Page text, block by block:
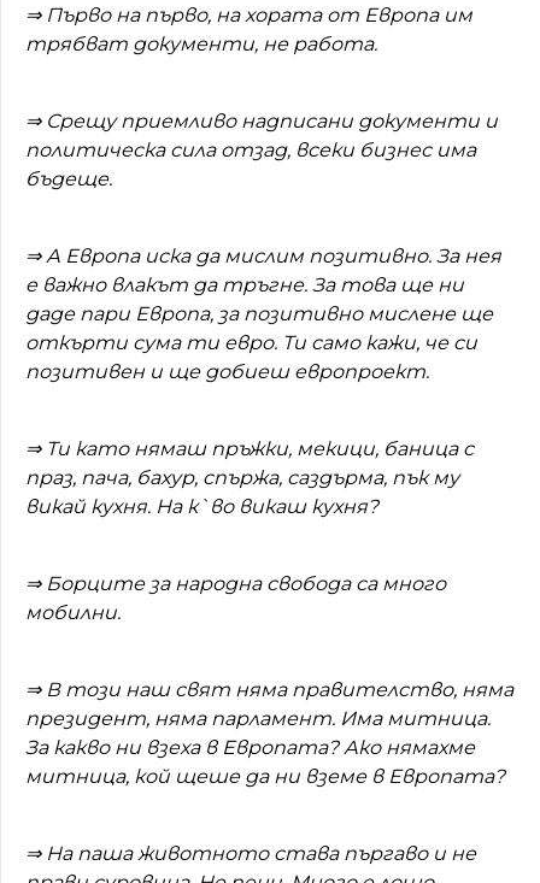
⇒ Първо на първо, на хората от Европа им
трябват документи, не работа.
⇒ Срещу приемливо надписани документи и
политическа сила отзад, всеки бизнес има
бъдеще.
⇒ А Европа иска да мислим позитивно. За нея
е важно влакът да тръгне. За това ще ни
даде пари Европа, за позитивно мислене ще
откърти сума ти евро. Ти само кажи, че си
позитивен и ще добиеш европроект.
⇒ Ти като нямаш пръжки, мекици, баница с
праз, пача, бахур, спържа, саздърма, пък му
викай кухня. На к`во викаш кухня?
⇒ Борците за народна свобода са много
мобилни.
⇒ В този наш свят няма правителство, няма
президент, няма парламент. Има митница.
За какво ни взеха в Европата? Ако нямахме
митница, кой щеше да ни вземе в Европата?
⇒ На паша животното става пъргаво и не